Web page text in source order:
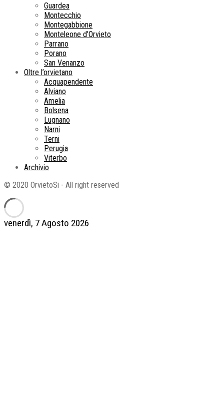
venerdì, 7 Agosto 2026
Guardea
Montecchio
Montegabbione
Monteleone d’Orvieto
Parrano
Porano
San Venanzo
Oltre l’orvietano
Acquapendente
Alviano
Amelia
Bolsena
Lugnano
Narni
Terni
Perugia
Viterbo
Archivio
© 2020 OrvietoSi - All right reserved